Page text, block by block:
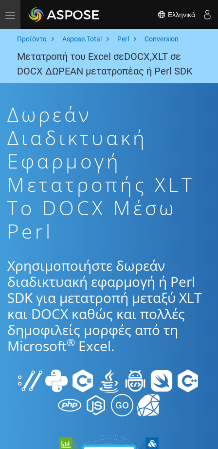
Toggle navigation Ελληνικά
Προϊόντα Aspose.Total Perl Conversion
Μετατροπή του Excel σεDOCX,XLT σε
DOCX ΔΩΡΕΑΝ μετατροπέας ή Perl SDK
Δωρεάν
Διαδικτυακή
Εφαρμογή
Μετατροπής XLT
To DOCX Μέσω
Perl
Χρησιμοποιήστε δωρεάν
διαδικτυακή εφαρμογή ή Perl
SDK για μετατροπή μεταξύ XLT
και DOCX καθώς και πολλές
δημοφιλείς μορφές από τη
Microsoft® Excel.